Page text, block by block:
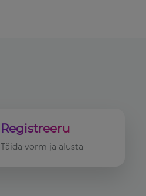
Registreeru
Täida vorm ja alusta